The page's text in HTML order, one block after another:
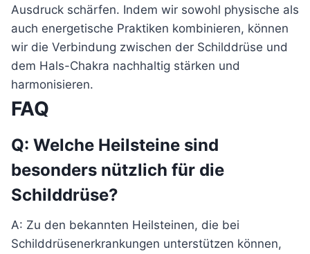
Ausdruck schärfen. Indem wir sowohl physische als
auch energetische Praktiken kombinieren, können
wir die Verbindung zwischen der Schilddrüse und
dem Hals-Chakra nachhaltig stärken und
harmonisieren.
FAQ
Q: Welche Heilsteine sind
besonders nützlich für die
Schilddrüse?
A: Zu den bekannten Heilsteinen, die bei
Schilddrüsenerkrankungen unterstützen können,